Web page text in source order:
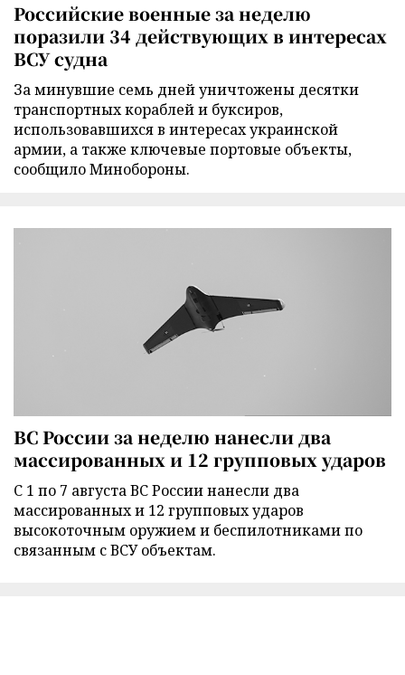
Российские военные за неделю
поразили 34 действующих в интересах
ВСУ судна
За минувшие семь дней уничтожены десятки
транспортных кораблей и буксиров,
использовавшихся в интересах украинской
армии, а также ключевые портовые объекты,
сообщило Минобороны.
ВС России за неделю нанесли два
массированных и 12 групповых ударов
С 1 по 7 августа ВС России нанесли два
массированных и 12 групповых ударов
высокоточным оружием и беспилотниками по
связанным с ВСУ объектам.